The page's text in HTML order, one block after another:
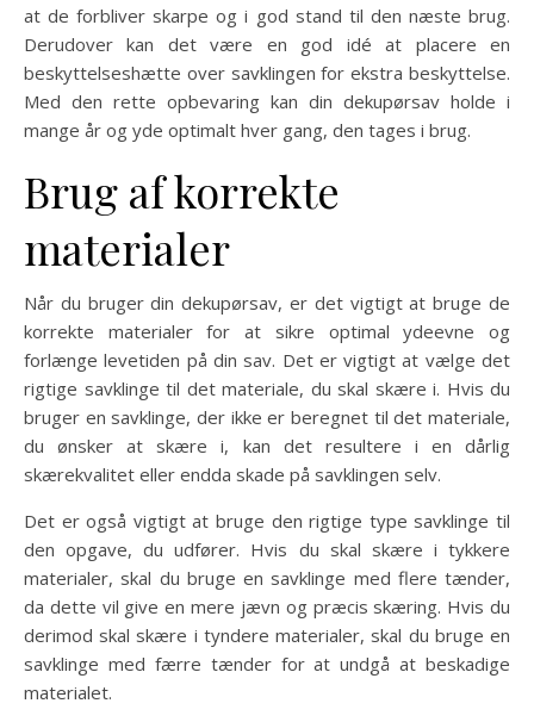
at de forbliver skarpe og i god stand til den næste brug.
Derudover kan det være en god idé at placere en
beskyttelseshætte over savklingen for ekstra beskyttelse.
Med den rette opbevaring kan din dekupørsav holde i
mange år og yde optimalt hver gang, den tages i brug.
Brug af korrekte
materialer
Når du bruger din dekupørsav, er det vigtigt at bruge de
korrekte materialer for at sikre optimal ydeevne og
forlænge levetiden på din sav. Det er vigtigt at vælge det
rigtige savklinge til det materiale, du skal skære i. Hvis du
bruger en savklinge, der ikke er beregnet til det materiale,
du ønsker at skære i, kan det resultere i en dårlig
skærekvalitet eller endda skade på savklingen selv.
Det er også vigtigt at bruge den rigtige type savklinge til
den opgave, du udfører. Hvis du skal skære i tykkere
materialer, skal du bruge en savklinge med flere tænder,
da dette vil give en mere jævn og præcis skæring. Hvis du
derimod skal skære i tyndere materialer, skal du bruge en
savklinge med færre tænder for at undgå at beskadige
materialet.